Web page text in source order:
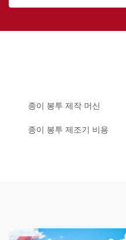
종이 봉투 제작 머신
종이 봉투 제조기 비용